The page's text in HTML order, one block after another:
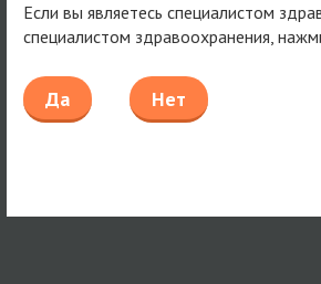
Если вы являетесь специалистом
специалистом здравоохранения,
Да Нет